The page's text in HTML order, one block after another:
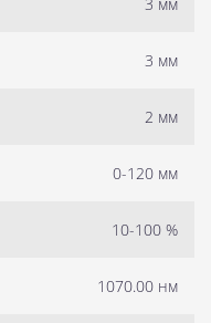
3 мм
2 мм
0-120 мм
10-100 %
1070.00 нм